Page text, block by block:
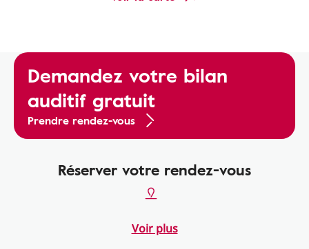
Demandez votre bilan
auditif gratuit
Prendre rendez-vous
Réserver votre rendez-vous
Voir plus